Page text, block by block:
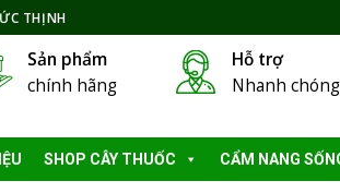
THỊNH
Sản phẩm
chính hãng
Hỗ trợ
Nhanh chóng
SHOP CÂY THUỐC CẨM NANG